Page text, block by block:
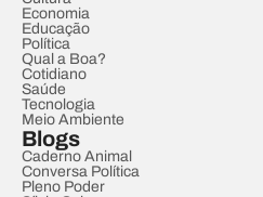
Economia
Educação
Política
Qual a Boa?
Cotidiano
Saúde
Tecnologia
Meio Ambiente
Blogs
Caderno Animal
Conversa Política
Pleno Poder